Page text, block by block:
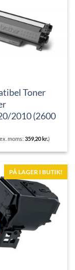
Toner
2010 (2600
moms:359,20 kr.)
PÅ LAGER I BUTIK!